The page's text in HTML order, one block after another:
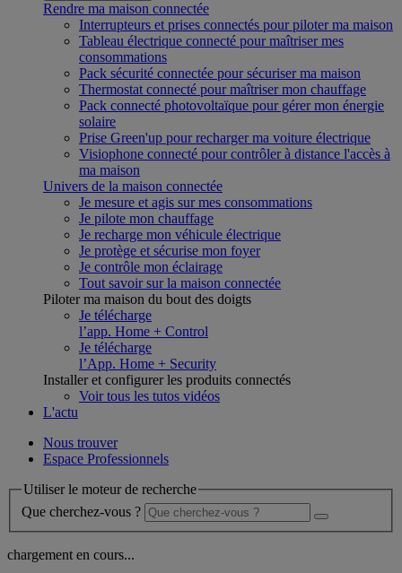
Rendre ma maison connectée
Interrupteurs et prises connectés pour piloter ma maison
Tableau électrique connecté pour maîtriser mes
consommations
Pack sécurité connectée pour sécuriser ma maison
Thermostat connecté pour maîtriser mon chauffage
Pack connecté photovoltaïque pour gérer mon énergie
solaire
Prise Green'up pour recharger ma voiture électrique
Visiophone connecté pour contrôler à distance l'accès à
ma maison
Univers de la maison connectée
Je mesure et agis sur mes consommations
Je pilote mon chauffage
Je recharge mon véhicule électrique
Je protège et sécurise mon foyer
Je contrôle mon éclairage
Tout savoir sur la maison connectée
Piloter ma maison du bout des doigts
Je télécharge
l’app. Home + Control
Je télécharge
l’App. Home + Security
Installer et configurer les produits connectés
Voir tous les tutos vidéos
L'actu
Nous trouver
Espace Professionnels
Utiliser le moteur de recherche
Que cherchez-vous ?
chargement en cours...